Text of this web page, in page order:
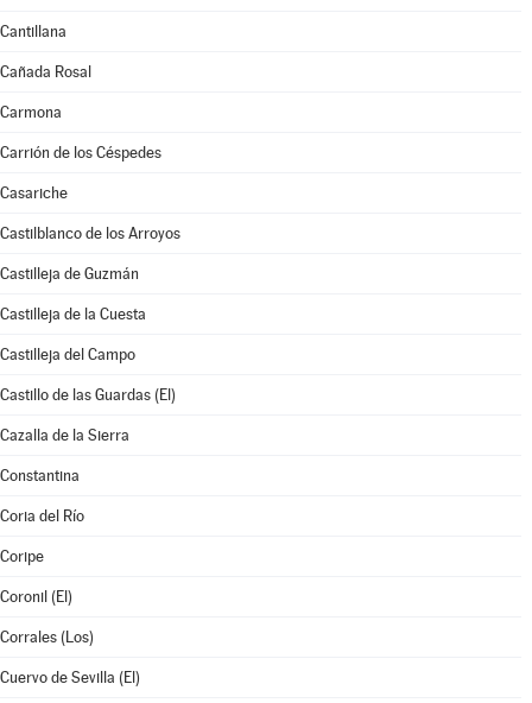
Cantillana
Cañada Rosal
Carmona
Carrión de los Céspedes
Casariche
Castilblanco de los Arroyos
Castilleja de Guzmán
Castilleja de la Cuesta
Castilleja del Campo
Castillo de las Guardas (El)
Cazalla de la Sierra
Constantina
Coria del Río
Coripe
Coronil (El)
Corrales (Los)
Cuervo de Sevilla (El)